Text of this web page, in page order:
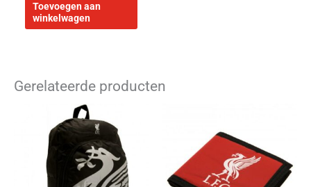
Toevoegen aan
winkelwagen
Gerelateerde producten